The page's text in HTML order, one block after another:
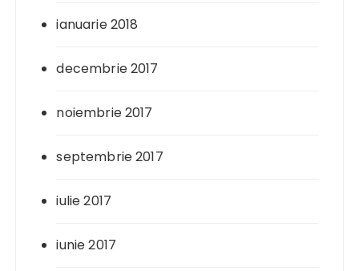
ianuarie 2018
decembrie 2017
noiembrie 2017
septembrie 2017
iulie 2017
iunie 2017